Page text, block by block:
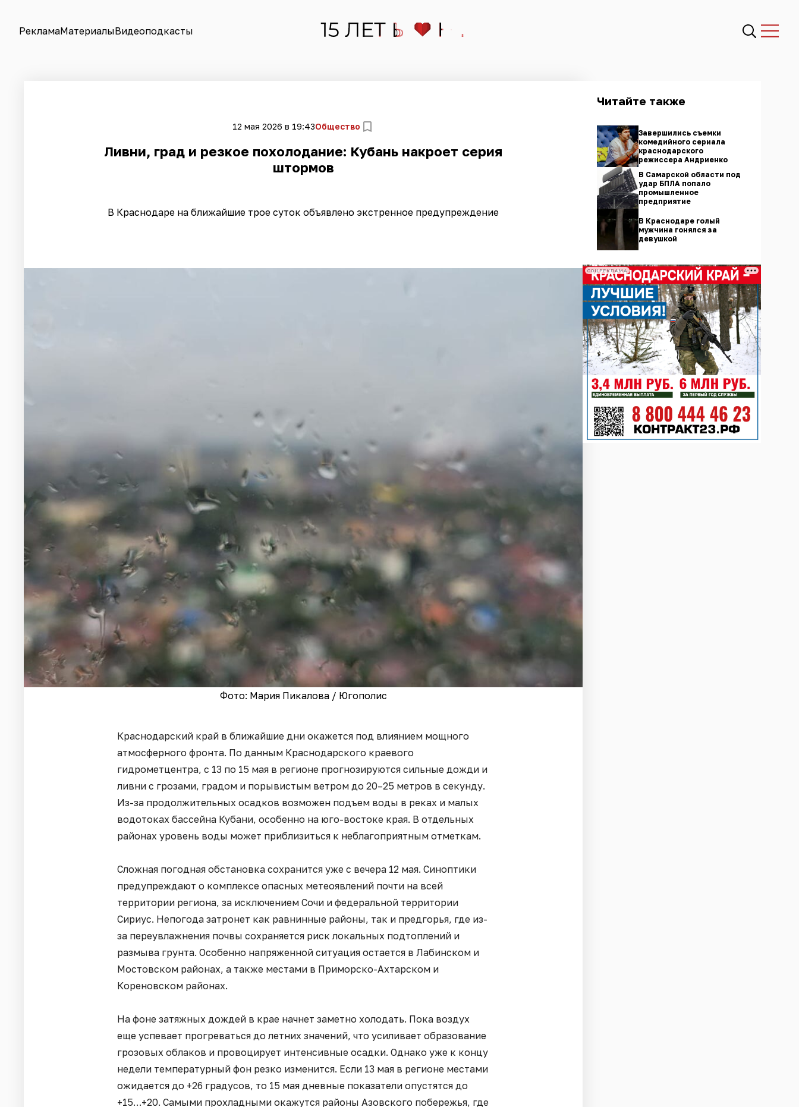
РекламаМатериалыВидеоподкасты
12 мая 2026 в 19:43Общество
Ливни, град и резкое похолодание: Кубань накроет серия
штормов
В Краснодаре на ближайшие трое суток объявлено экстренное предупреждение
Фото: Мария Пикалова / Югополис
Краснодарский край в ближайшие дни окажется под влиянием мощного
атмосферного фронта. По данным Краснодарского краевого
гидрометцентра, с 13 по 15 мая в регионе прогнозируются сильные дожди и
ливни с грозами, градом и порывистым ветром до 20–25 метров в секунду.
Из-за продолжительных осадков возможен подъем воды в реках и малых
водотоках бассейна Кубани, особенно на юго-востоке края. В отдельных
районах уровень воды может приблизиться к неблагоприятным отметкам.
Сложная погодная обстановка сохранится уже с вечера 12 мая. Синоптики
предупреждают о комплексе опасных метеоявлений почти на всей
территории региона, за исключением Сочи и федеральной территории
Сириус. Непогода затронет как равнинные районы, так и предгорья, где из-
за переувлажнения почвы сохраняется риск локальных подтоплений и
размыва грунта. Особенно напряженной ситуация остается в Лабинском и
Мостовском районах, а также местами в Приморско-Ахтарском и
Кореновском районах.
На фоне затяжных дождей в крае начнет заметно холодать. Пока воздух
еще успевает прогреваться до летних значений, что усиливает образование
грозовых облаков и провоцирует интенсивные осадки. Однако уже к концу
недели температурный фон резко изменится. Если 13 мая в регионе местами
ожидается до +26 градусов, то 15 мая дневные показатели опустятся до
+15…+20. Самыми прохладными окажутся районы Азовского побережья, где
Читайте также
Завершились съемки
комедийного сериала
краснодарского
режиссера Андриенко
В Самарской области под
удар БПЛА попало
промышленное
предприятие
В Краснодаре голый
мужчина гонялся за
девушкой
СОЦРЕКЛАМА